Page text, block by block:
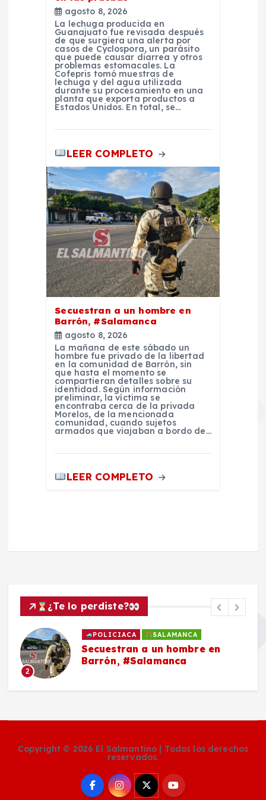
agosto 8, 2026
La lechuga producida en
Guanajuato fue revisada después
de que surgiera una alerta por
casos de Cyclospora, un parásito
que puede causar diarrea y otros
problemas estomacales. La
Cofepris tomó muestras de
lechuga y del agua utilizada
durante su procesamiento en una
planta que exporta productos a
Estados Unidos. En total, se…
LEER COMPLETO
Secuestran a un hombre en
Barrón, #Salamanca
agosto 8, 2026
La mañana de este sábado un
hombre fue privado de la libertad
en la comunidad de Barrón, sin
que hasta el momento se
compartieran detalles sobre su
identidad. Según información
preliminar, la víctima se
encontraba cerca de la privada
Morelos, de la mencionada
comunidad, cuando sujetos
armados que viajaban a bordo de…
LEER COMPLETO
¿Te lo perdiste?
2
POLICIACA SALAMANCA
Secuestran a un hombre en
Barrón, #Salamanca
Copyright © 2026 El Salmantino | Todos los derechos
reservados.